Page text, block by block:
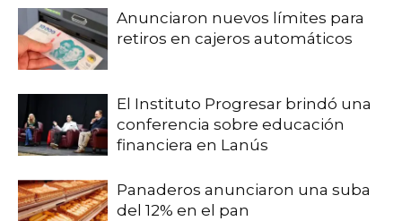
Anunciaron nuevos límites para
retiros en cajeros automáticos
El Instituto Progresar brindó una
conferencia sobre educación
financiera en Lanús
Panaderos anunciaron una suba
del 12% en el pan